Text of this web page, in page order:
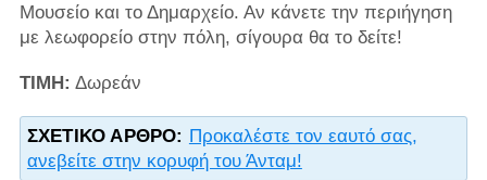
Μουσείο και το Δημαρχείο. Αν κάνετε την περιήγηση
με λεωφορείο στην πόλη, σίγουρα θα το δείτε!
ΤΙΜΗ: Δωρεάν
ΣΧΕΤΙΚΌ ΆΡΘΡΟ: Προκαλέστε τον εαυτό σας,
ανεβείτε στην κορυφή του Άνταμ!